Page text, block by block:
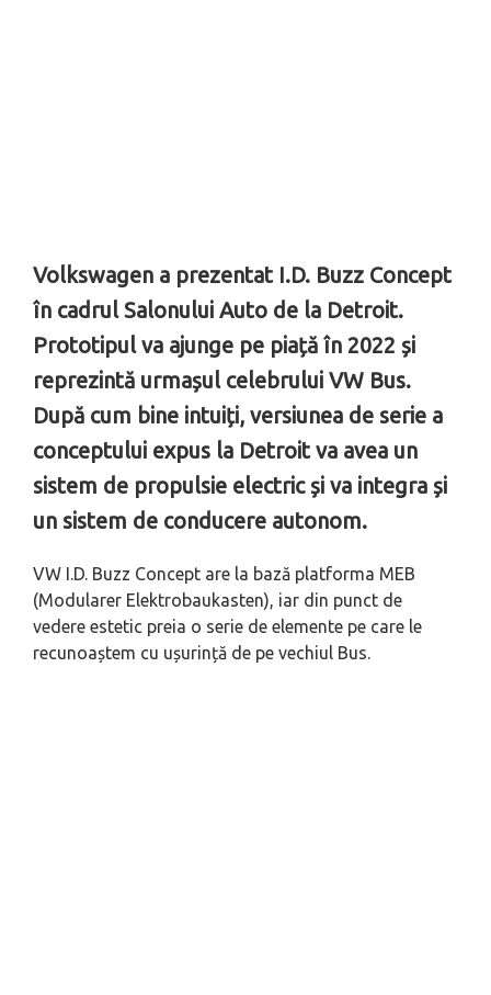
Volkswagen a prezentat I.D. Buzz Concept
în cadrul Salonului Auto de la Detroit.
Prototipul va ajunge pe piață în 2022 și
reprezintă urmașul celebrului VW Bus.
După cum bine intuiți, versiunea de serie a
conceptului expus la Detroit va avea un
sistem de propulsie electric și va integra și
un sistem de conducere autonom.
VW I.D. Buzz Concept are la bază platforma MEB
(Modularer Elektrobaukasten), iar din punct de
vedere estetic preia o serie de elemente pe care le
recunoaștem cu ușurință de pe vechiul Bus.